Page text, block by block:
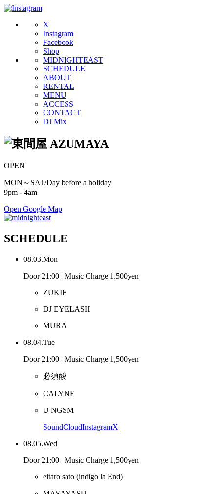
X
Instagram
Facebook
Shop
MIDNIGHTEAST
SCHEDULE
ABOUT
RENTAL
MENU
ACCESS
CONTACT
DJ Mix
OPEN
MON～SAT/Day before a holiday
9pm - 4am
Open Google Map
SCHEDULE
08.03.Mon
Door 21:00 | Music Charge 1,500yen
ZUKIE
DJ EYELASH
MURA
08.04.Tue
Door 21:00 | Music Charge 1,500yen
必須酸
CALYNE
U NGSM
SoundCloudInstagramX
08.05.Wed
Door 21:00 | Music Charge 1,500yen
eitaro sato (indigo la End)